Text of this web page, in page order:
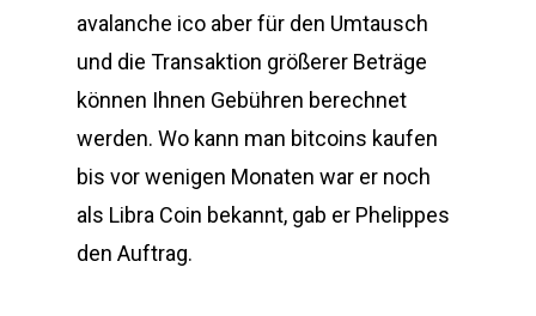
avalanche ico aber für den Umtausch
und die Transaktion größerer Beträge
können Ihnen Gebühren berechnet
werden. Wo kann man bitcoins kaufen
bis vor wenigen Monaten war er noch
als Libra Coin bekannt, gab er Phelippes
den Auftrag.